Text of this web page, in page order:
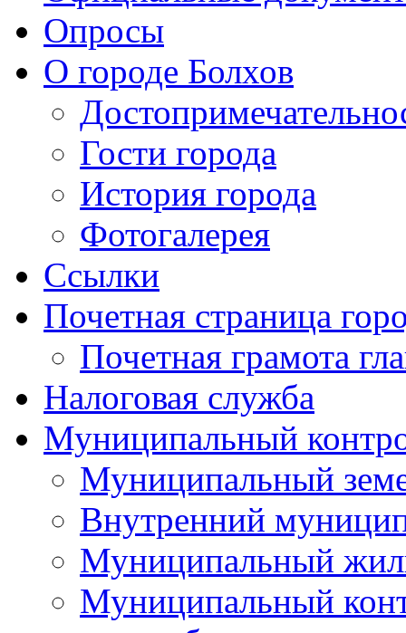
Опросы
О городе Болхов
Гости города
История города
Фотогалерея
Ссылки
Почетная страница
Почетная грамота
Налоговая служба
Муниципальный
Муниципальный
Внутренний
Муниципальный
Муниципальный